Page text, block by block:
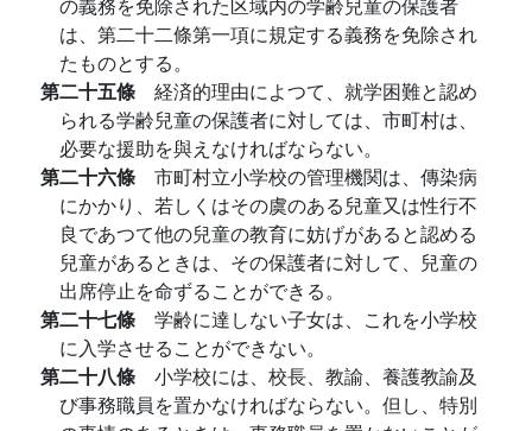
は、第二十二條第一項に規定する義務を免除され
たものとする。
第二十五條 経済的理由によつて、就学困難と認め
られる学齢兒童の保護者に対しては、市町村は、
必要な援助を與えなければならない。
第二十六條 市町村立小学校の管理機関は、傳染病
にかかり、若しくはその虞のある兒童又は性行不
良であつて他の兒童の教育に妨げがあると認める
兒童があるときは、その保護者に対して、兒童の
出席停止を命ずることができる。
第二十七條 学齢に達しない子女は、これを小学校
に入学させることができない。
第二十八條 小学校には、校長、教諭、養護教諭及
び事務職員を置かなければならない。但し、特別